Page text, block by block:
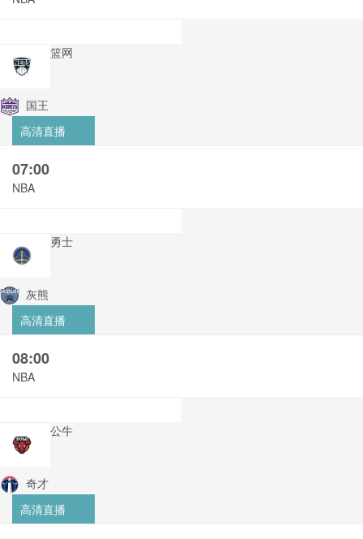
篮网
国王
高清直播
07:00
NBA
勇士
灰熊
高清直播
08:00
NBA
公牛
奇才
高清直播